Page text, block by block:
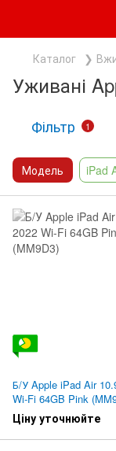
Каталог ❯
Уживані
Фільтр 1
Модель iPad
Б/У Apple iPad Air
Wi-Fi 64GB Pink
Ціну уточнюйте